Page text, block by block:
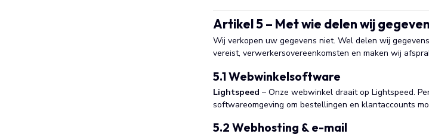
Artikel 5 – Met wie delen wij
Wij verkopen uw gegevens niet. Wel delen wij
vereist, verwerkersovereenkomsten en maken wij
5.1 Webwinkelsoftware
Lightspeed – Onze webwinkel draait op Lightspeed.
softwareomgeving om bestellingen en klantaccounts
5.2 Webhosting & e-mail